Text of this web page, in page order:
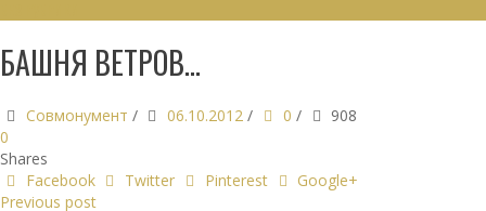
БАШНЯ ВЕТРОВ…
Совмонумент / 06.10.2012 / 0 /
908
0
Shares
Facebook
Twitter Pinterest
Google+
Previous post